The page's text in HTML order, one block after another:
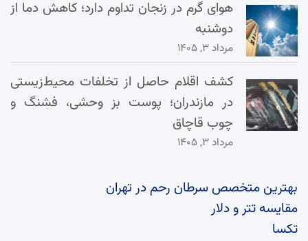
هوای گرم در زنجان تداوم دارد؛ کاهش دما از
دوشنبه
مرداد ۳, ۱۴۰۵
کشف اقلام حاصل از تخلفات محیط‌زیستی
در مازندران؛ پوست بز وحشی، فشنگ و
چوب قاچاق
مرداد ۳, ۱۴۰۵
بهترین متخصص سرطان رحم در تهران
مقایسه تتر و دلار
تکسا